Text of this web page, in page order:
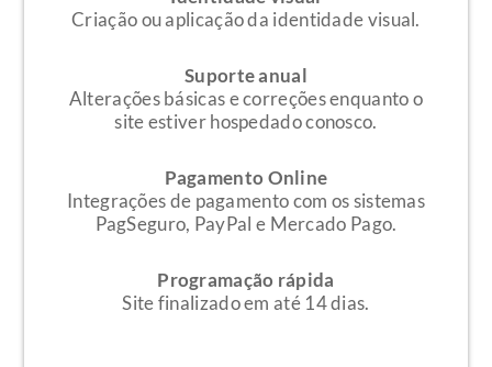
Criação ou aplicação da identidade visual.
Suporte anual
Alterações básicas e correções enquanto o
site estiver hospedado conosco.
Pagamento Online
Integrações de pagamento com os sistemas
PagSeguro, PayPal e Mercado Pago.
Programação rápida
Site finalizado em até 14 dias.